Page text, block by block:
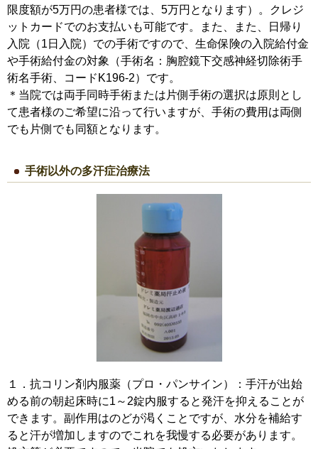
限度額が5万円の患者様では、5万円となります）。クレジ
ットカードでのお支払いも可能です。また、また、日帰り
入院（1日入院）での手術ですので、生命保険の入院給付金
や手術給付金の対象（手術名：胸腔鏡下交感神経切除術手
術名手術、コードK196-2）です。
＊当院では両手同時手術または片側手術の選択は原則とし
て患者様のご希望に沿って行いますが、手術の費用は両側
でも片側でも同額となります。
手術以外の多汗症治療法
１．抗コリン剤内服薬（プロ・パンサイン）：手汗が出始
める前の朝起床時に1～2錠内服すると発汗を抑えることが
できます。副作用はのどが渇くことですが、水分を補給す
ると汗が増加しますのでこれを我慢する必要があります。